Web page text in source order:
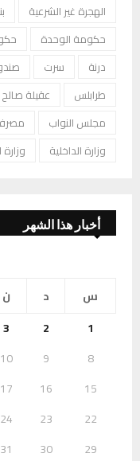
الهجرة غير الشرعية
حكومة الوحدة
درنة
سرت
طرابلس
عقيلة صالح
مجلس النواب
مصرف
وزارة الداخلية
أخبار هذا الشهر
س
د ن
1
2
3
8
9
10
15
16
17
22
23
24
29
30
31